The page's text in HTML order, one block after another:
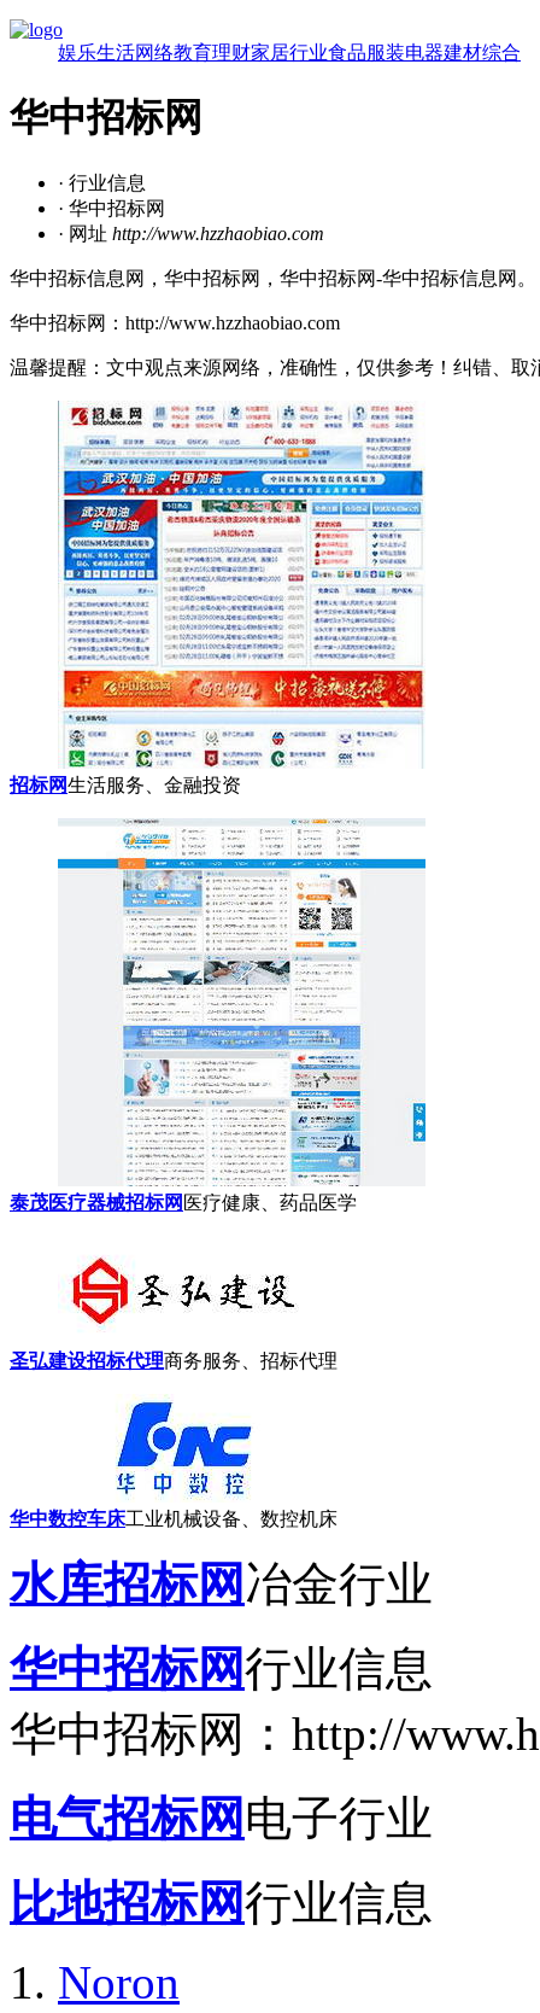
娱乐生活网络教育理财家居行业食品服装电器建材综合
华中招标网
· 行业信息
· 华中招标网
· 网址 http://www.hzzhaobiao.com
华中招标信息网，华中招标网，华中招标网-华中招标信息网。
华中招标网：http://www.hzzhaobiao.com
温馨提醒：文中观点来源网络，准确性，仅供参考！纠错、
招标网生活服务、金融投资
泰茂医疗器械招标网 医疗健康、药品医学
圣弘建设招标代理商务服务、招标代理
华中数控车床工业机械设备、数控机床
水库招标网 冶金行业
华中招标网行业信息
华中招标网：http://
电气招标网 电子行业
比地招标网行业信息
Noron